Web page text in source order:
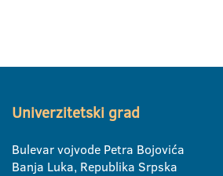
Univerzitetski grad
Bulevar vojvode Petra Bojovića
Banja Luka, Republika Srpska